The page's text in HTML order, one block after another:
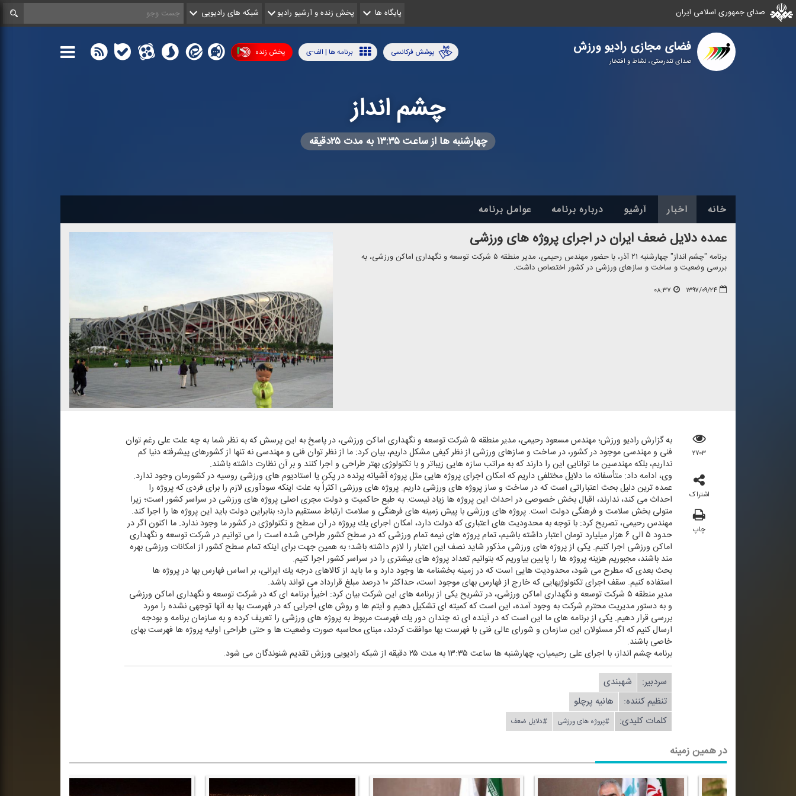
صدای جمهوری اسلامی ایران پایگاه ها پخش زنده و آرشیو رادیو شبکه های رادیویی
فضای مجازی رادیو ورزش
صدای تندرستی ، نشاط و افتخار
پخش زنده برنامه ها | الف-ی پوشش فرکانسی
چشم انداز
چهارشنبه ها از ساعت ۱۳:۳۵ به مدت ۲۵دقیقه
خانه اخبار آرشیو درباره برنامه عوامل برنامه
عمده دلایل ضعف ایران در اجرای پروژه های ورزشی
برنامه "چشم انداز" چهارشنبه ۲۱ آذر، با حضور مهندس رحیمی، مدیر منطقه ۵ شركت توسعه و نگهداری اماكن ورزشی، به
بررسی وضعیت و ساخت و سازهای ورزشی در كشور اختصاص داشت.
۱۳۹۷/۰۹/۲۴ ۰۸:۳۷
۲۷۰۳
اشتراک
چاپ
به گزارش رادیو ورزش؛ مهندس مسعود رحیمی، مدیر منطقه ۵ شركت توسعه و نگهداری اماكن ورزشی، در پاسخ به این پرسش كه به نظر شما به چه علت علی رغم توان
فنی و مهندسی موجود در كشور، در ساخت و سازهای ورزشی از نظر كیفی مشكل داریم، بیان كرد: ما از نظر توان فنی و مهندسی نه تنها از كشورهای پیشرفته دنیا كم
نداریم، بلكه مهندسین ما توانایی این را دارند كه به مراتب سازه هایی زیباتر و با تكنولوژی بهتر طراحی و اجرا كنند و بر آن نظارت داشته باشند.
وی، ادامه داد: متأسفانه ما دلایل مختلفی داریم كه امكان اجرای پروژه هایی مثل پروژه آشیانه پرنده در پكن یا استادیوم های ورزشی روسیه در كشورمان وجود ندارد.
عمده ترین دلیل بحث اعتباراتی است كه در ساخت و ساز پروژه های ورزشی داریم. پروژه های ورزشی اكثراً به علت اینكه سودآوری لازم را برای فردی كه پروژه را
احداث می كند، ندارند، اقبال بخش خصوصی در احداث این پروژه ها زیاد نیست. به طبع حاكمیت و دولت مجری اصلی پروژه های ورزشی در سراسر كشور است؛ زیرا
متولی بخش سلامت و فرهنگی دولت است. پروژه های ورزشی با پیش زمینه های فرهنگی و سلامت ارتباط مستقیم دارد؛ بنابراین دولت باید این پروژه ها را اجرا كند.
مهندس رحیمی، تصریح كرد: با توجه به محدودیت های اعتباری كه دولت دارد، امكان اجرای یك پروژه در آن سطح و تكنولوژی در كشور ما وجود ندارد. ما اكنون اگر در
حدود ۵ الی ۶ هزار میلیارد تومان اعتبار داشته باشیم، تمام پروژه های نیمه تمام ورزشی كه در سطح كشور طراحی شده است را می توانیم در شركت توسعه و نگهداری
اماكن ورزشی اجرا كنیم. یكی از پروژه های ورزشی مذكور شاید نصف این اعتبار را لازم داشته باشد؛ به همین جهت برای اینكه تمام سطح كشور از امكانات ورزشی بهره
مند باشند، مجبوریم هزینه پروژه ها را پایین بیاوریم كه بتوانیم تعداد پروژه های بیشتری را در سراسر كشور اجرا كنیم.
بحث بعدی كه مطرح می شود، محدودیت هایی است كه در زمینه بخشنامه ها وجود دارد و ما باید از كالاهای درجه یك ایرانی، بر اساس فهارس بها در پروژه ها
استفاده كنیم. سقف اجرای تكنولوژیهایی كه خارج از فهارس بهای موجود است، حداكثر ۱۰ درصد مبلغ قرارداد می تواند باشد.
مدیر منطقه ۵ شركت توسعه و نگهداری اماكن ورزشی، در تشریح یكی از برنامه های این شركت بیان كرد: اخیراً برنامه ای كه در شركت توسعه و نگهداری اماكن ورزشی
و به دستور مدیریت محترم شركت به وجود آمده، این است كه كمیته ای تشكیل دهیم و آیتم ها و روش های اجرایی كه در فهرست بها به آنها توجهی نشده را مورد
بررسی قرار دهیم. یكی از برنامه های ما این است كه در آینده ای نه چندان دور یك فهرست مربوط به پروژه های ورزشی را تعریف كرده و به سازمان برنامه و بودجه
ارسال كنیم كه اگر مسئولان این سازمان و شورای عالی فنی با فهرست بها موافقت كردند، مبنای محاسبه صورت وضعیت ها و حتی طراحی اولیه پروژه ها فهرست بهای
خاصی باشند.
برنامه چشم انداز، با اجرای علی رحیمیان، چهارشنبه ها ساعت ۱۳:۳۵ به مدت ۲۵ دقیقه از شبكه رادیویی ورزش تقدیم شنوندگان می شود.
سردبیر:
شهبندی
تنظیم كننده:
هانیه پرچلو
کلمات کلیدی:
#پروژه های ورزشی #دلایل ضعف
در همین زمینه